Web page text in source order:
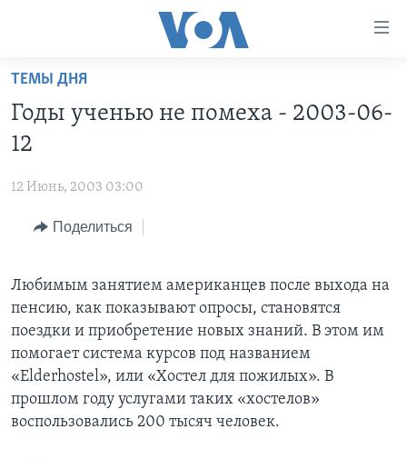
Перейти
основной
контент
навигации
ПРОГРАММЫ
НОВОСТИ ЗА МИНУТУ
ИТОГИ
ДИСКУССИЯ VOA
ДЕТАЛИ
НЬЮ-ЙОРК NEW YORK
УЧИМ АНГЛИЙСКИЙ
НАША АМЕРИКАНСКАЯ ИСТОРИЯ
АРТЕФАКТЫ
АМЕРИКАНСКИЕ ГОРОДКИ
ТЕСТЫ
ЭКСПЕРТИЗА
ИНТЕРВЬЮ
ЗА СВОБОДУ ПРЕССЫ
УЧИМ АНГЛИЙСКИЙ
ВИДЕО
ПОДПИСКА НА НОВОСТИ
ТЕМЫ ДНЯ
Годы ученью не помеха - 2003-06-
12
12 Июнь, 2003 03:00
Поделиться
Любимым занятием американцев после выхода на
пенсию, как показывают опросы, становятся
поездки и приобретение новых знаний. В этом им
помогает система курсов под названием
«Elderhostel», или «Хостел для пожилых». В
прошлом году услугами таких «хостелов»
воспользовались 200 тысяч человек.